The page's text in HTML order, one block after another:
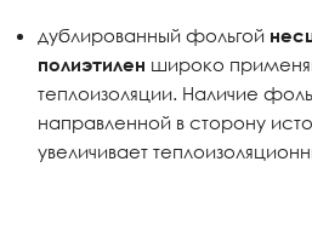
дублированный фольгой
полиэтилен широко
теплоизоляции. Наличие
направленной в сторону
увеличивает